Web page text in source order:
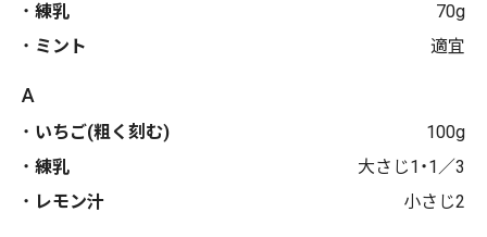
練乳
70g
ミント
適宜
A
いちご(粗く刻む)
100g
練乳
大さじ1・1／3
レモン汁
小さじ2